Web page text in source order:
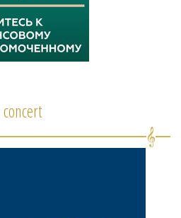
concert